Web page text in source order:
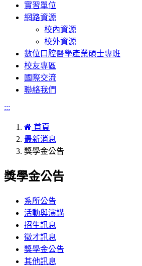
實習單位
網路資源
校內資源
校外資源
數位口腔醫學產業碩士專班
校友專區
國際交流
聯絡我們
:::
首頁
最新消息
獎學金公告
獎學金公告
系所公告
活動與演講
招生訊息
徵才訊息
獎學金公告
其他訊息